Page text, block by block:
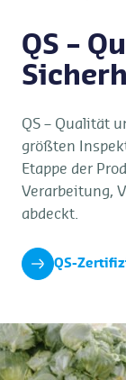
QS –
QS – Qualität
größten
Etappe der
Verarbeitung,
abdeckt.
QS-